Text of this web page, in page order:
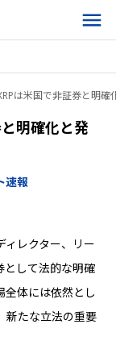
は米国で非証券と明確
明確化と発
速報
ィレクター、リー
として法的な明確
全体には依然とし
新たな立法の重要